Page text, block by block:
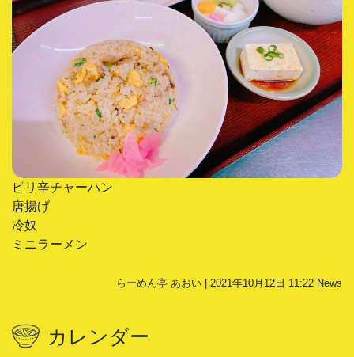
ピリ辛チャーハン
唐揚げ
冷奴
ミニラーメン
らーめん亭 あおい | 2021年10月12日 11:22 News
カレンダー